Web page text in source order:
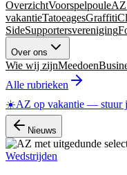
OverzichtVoorspelpoule
vakantieTatoeagesGraffiti
SideSupportersvereniging
Over ons
Wie wij zijnMeedoen
Alle rubrieken
☀️AZ op vakantie — stuur
Nieuws
Wedstrijden